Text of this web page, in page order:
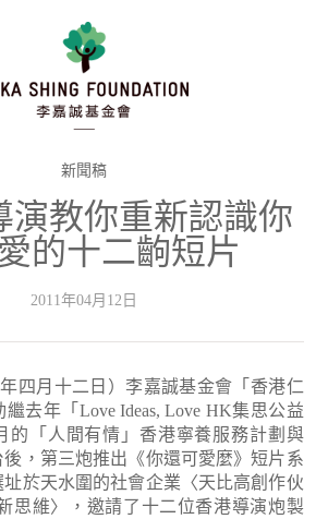
繁體
新聞稿
演教你重新認識你
的十二齣短片
2011年04月12日
四月十二日）李嘉誠基金會「香港仁
去年「Love Ideas, Love HK集思公益
的「人間有情」香港寧養服務計劃與
後，第三炮推出《你還可愛麼》短片系
於天水圍的社會企業〈天比高創作伙
思維〉，邀請了十二位香港導演炮製